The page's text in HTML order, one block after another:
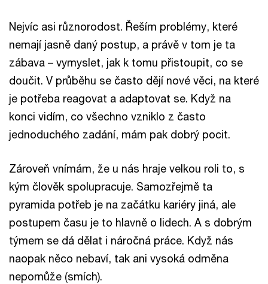
Nejvíc asi různorodost. Řeším problémy, které
nemají jasně daný postup, a právě v tom je ta
zábava – vymyslet, jak k tomu přistoupit, co se
doučit. V průběhu se často dějí nové věci, na které
je potřeba reagovat a adaptovat se. Když na
konci vidím, co všechno vzniklo z často
jednoduchého zadání, mám pak dobrý pocit.
Zároveň vnímám, že u nás hraje velkou roli to, s
kým člověk spolupracuje. Samozřejmě ta
pyramida potřeb je na začátku kariéry jiná, ale
postupem času je to hlavně o lidech. A s dobrým
týmem se dá dělat i náročná práce. Když nás
naopak něco nebaví, tak ani vysoká odměna
nepomůže (smích).